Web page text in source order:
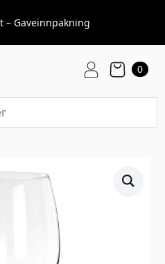
– Gaveinnpakning
0